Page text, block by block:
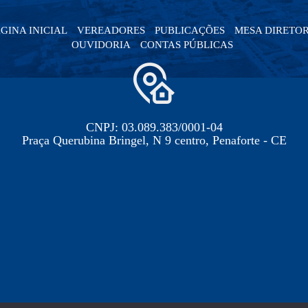
INICIAL VEREADORES PUBLICAÇÕES
MESA
OUVIDORIA
CONTAS PÚBLICAS
CNPJ: 03.089.383/0001-04
Praça Querubina Bringel, N 9 centro, Penaforte - CE